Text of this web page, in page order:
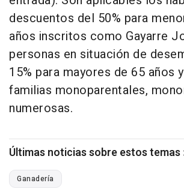
descuentos del 50% para
años inscritos como Gayarre
personas en situación de
15% para mayores de 65 años
familias monoparentales,
numerosas.
Últimas noticias sobre estos temas
Ganadería